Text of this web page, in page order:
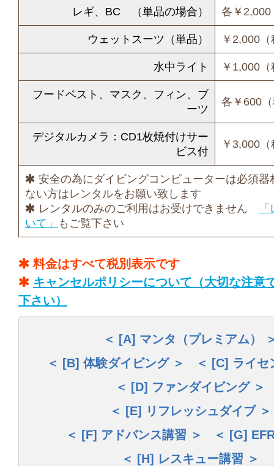
レギ、BC （単品の場合） 各￥2,000
ウェットスーツ（単品） ￥2,000
水中ライト ￥1,000
フードベスト、マスク、フィン、ブ
ーツ
各￥600
デジタルカメラ：CD1枚焼付けサー
ビス付
￥3,000
安全の為にダイビングコンピューターは必須器
ない方はレンタルをお願い致します
レンタルのみのご利用はお受けできません
いて」
もご覧下さい
料金はすべて税別表示です
キャンセルポリシーについて（大切な注意
下さい）
[A] マンタ（プレミアム）
[B] 体験ダイビング
[C] ライセ
[D] ファンダイビング
[E] リフレッシュダイブ
[F] アドバンス講習
[G]
[H] レスキュー講習